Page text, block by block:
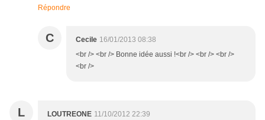
Répondre
C Cecile 16/01/2013 08:38
<br /> <br /> Bonne idée aussi !<br /> <br /> <br />
<br />
L LOUTREONE 11/10/2012 22:39